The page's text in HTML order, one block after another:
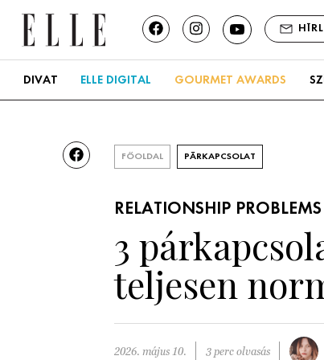
DIVAT ELLE DIGITAL GOURMET AWARDS
FŐOLDAL PÁRKAPCSOLAT
RELATIONSHIP PROBLEMS
3
teljesen
2026. május 10. 3 perc olvasás